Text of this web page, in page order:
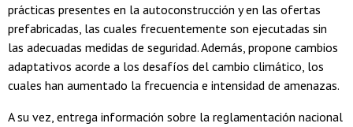
prácticas presentes en la autoconstrucción y en las ofertas
prefabricadas, las cuales frecuentemente son ejecutadas sin
las adecuadas medidas de seguridad. Además, propone cambios
adaptativos acorde a los desafíos del cambio climático, los
cuales han aumentado la frecuencia e intensidad de amenazas.
A su vez, entrega información sobre la reglamentación nacional